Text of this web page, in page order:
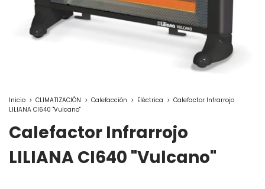
Inicio > CLIMATIZACIÓN > Calefacción > Eléctrica > Calefactor Infrarrojo
LILIANA CI640 "Vulcano"
Calefactor Infrarrojo
LILIANA CI640 "Vulcano"